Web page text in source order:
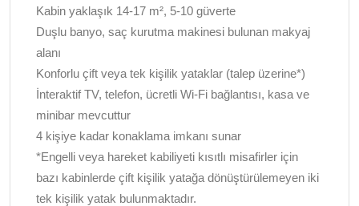
Kabin yaklaşık 14-17 m², 5-10 güverte
Duşlu banyo, saç kurutma makinesi bulunan makyaj
alanı
Konforlu çift veya tek kişilik yataklar (talep üzerine*)
İnteraktif TV, telefon, ücretli Wi-Fi bağlantısı, kasa ve
minibar mevcuttur
4 kişiye kadar konaklama imkanı sunar
*Engelli veya hareket kabiliyeti kısıtlı misafirler için
bazı kabinlerde çift kişilik yatağa dönüştürülemeyen iki
tek kişilik yatak bulunmaktadır.